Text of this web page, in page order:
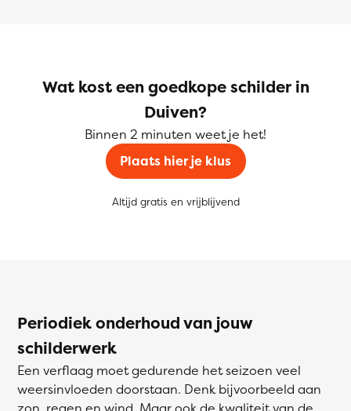
Wat kost een goedkope schilder in
Duiven?
Binnen 2 minuten weet je het!
Plaats hier je klus
Altijd gratis en vrijblijvend
Periodiek onderhoud van jouw
schilderwerk
Een verflaag moet gedurende het seizoen veel
weersinvloeden doorstaan. Denk bijvoorbeeld aan
zon, regen en wind. Maar ook de kwaliteit van de